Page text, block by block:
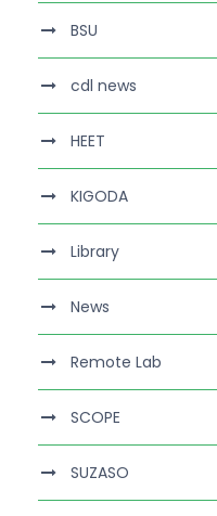
BSU
cdl news
HEET
KIGODA
Library
News
Remote Lab
SCOPE
SUZASO